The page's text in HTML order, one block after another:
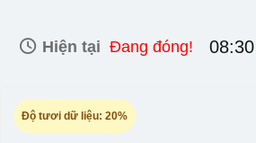
Hiện tại Đang đóng!
Độ tươi dữ liệu: 20%